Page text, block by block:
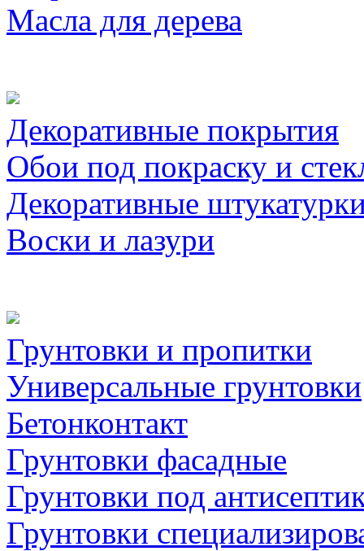
Масла для дерева
Декоративные покрытия
Обои под покраску и
Декоративные
Воски и лазури
Грунтовки и пропитки
Универсальные грунтовки
Бетонконтакт
Грунтовки фасадные
Грунтовки под
Грунтовки